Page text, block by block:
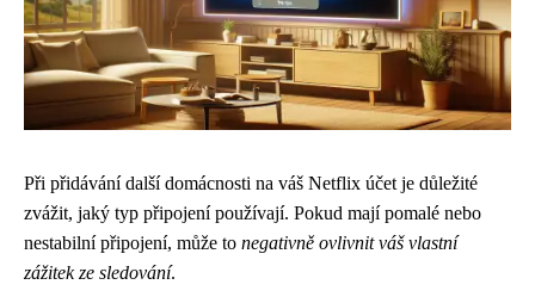
Při přidávání další domácnosti na váš Netflix účet je důležité
zvážit, jaký typ připojení používají. Pokud mají pomalé nebo
nestabilní připojení, může to negativně ovlivnit váš vlastní
zážitek ze sledování.